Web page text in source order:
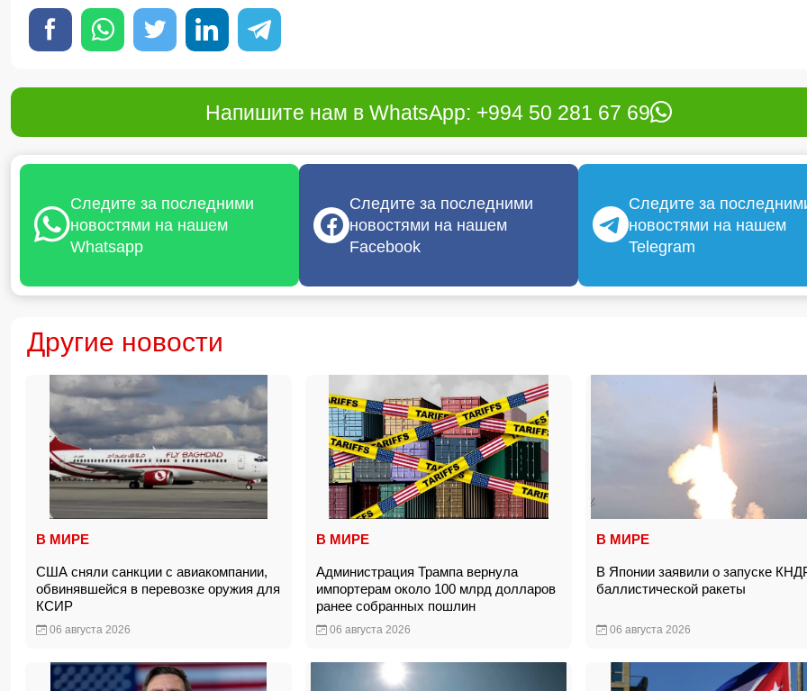
Напишите нам в WhatsApp: +994 50 281 67 69
Следите за последними
новостями на нашем
Whatsapp
Следите за последними
новостями на нашем
Facebook
Следите за
новостями на нашем
Telegram
Другие новости
В МИРЕ
США сняли санкции с авиакомпании,
обвинявшейся в перевозке оружия для
КСИР
06 августа 2026
В МИРЕ
Администрация Трампа вернула
импортерам около 100 млрд долларов
ранее собранных пошлин
06 августа 2026
В МИРЕ
В Японии заявили о запуске
баллистической ракеты
06 августа 2026